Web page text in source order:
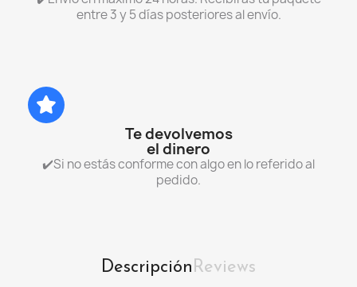
entre 3 y 5 días posteriores al envío.
Te devolvemos
el dinero
✔️Si no estás conforme con algo en lo referido al
pedido.
DescripciónReviews